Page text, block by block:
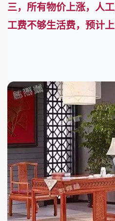
三，所有物价上涨，人
工费不够生活费，预计上